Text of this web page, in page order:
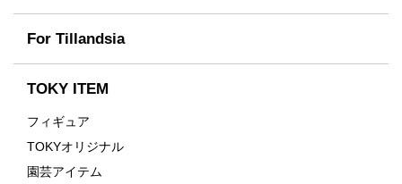
Fused
Earth
emeth
Enhance
Grid
Scratch
Takehiro Ito
Yuya Iha
For Tillandsia
TOKY ITEM
フィギュア
TOKYオリジナル
園芸アイテム